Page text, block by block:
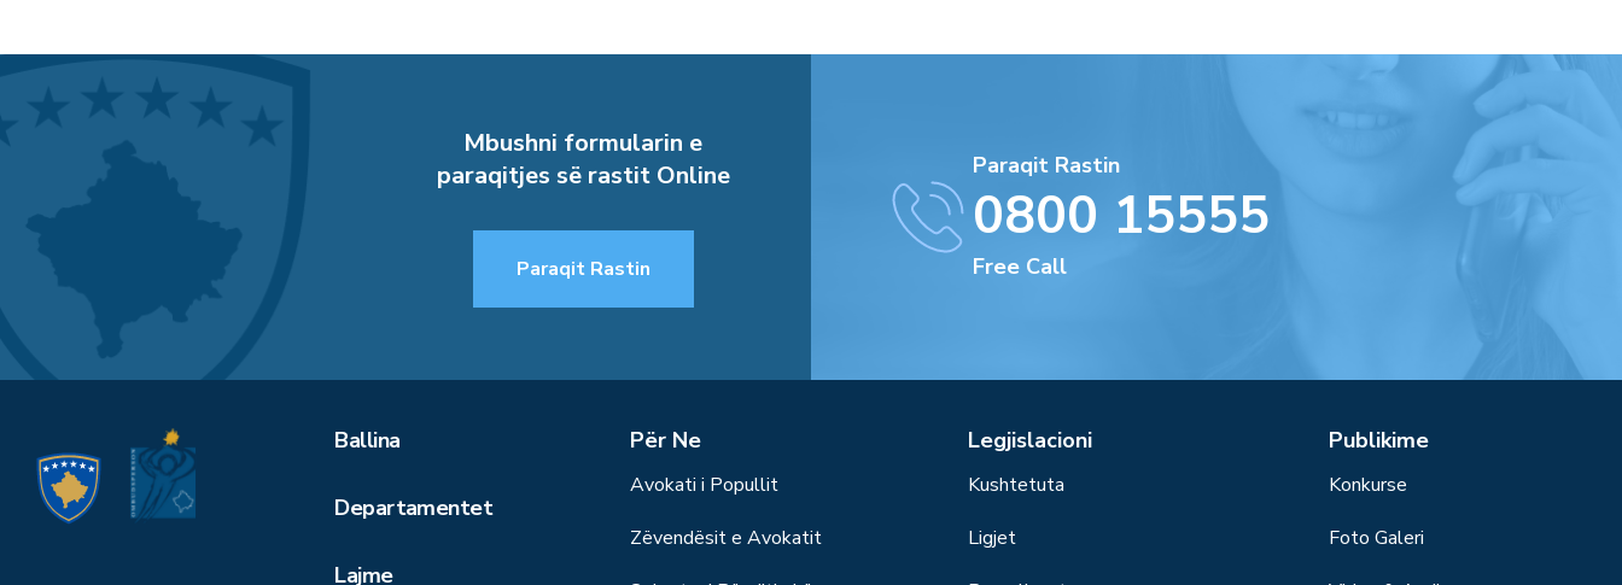
Mbushni formularin e
paraqitjes së rastit Online
Paraqit Rastin
Paraqit Rastin
0800 15555
Free Call
Ballina
Departamentet
Lajme
Për Ne
Avokati i Popullit
Zëvendësit e Avokatit
Legjislacioni
Kushtetuta
Ligjet
Publikime
Konkurse
Foto Galeri